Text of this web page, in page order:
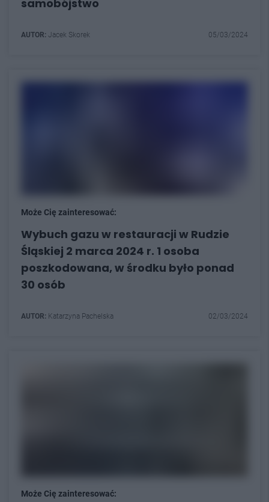
samobójstwo
AUTOR: Jacek Skorek 05/03/2024
Może Cię zainteresować:
Wybuch gazu w restauracji w Rudzie
Śląskiej 2 marca 2024 r. 1 osoba
poszkodowana, w środku było ponad
30 osób
AUTOR: Katarzyna Pachelska 02/03/2024
Może Cię zainteresować: